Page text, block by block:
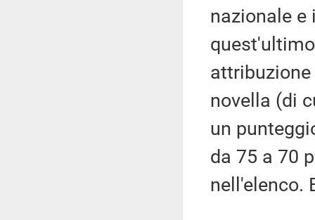
nazionale
novella (di
un
da 75 a 70
nell'elenco.